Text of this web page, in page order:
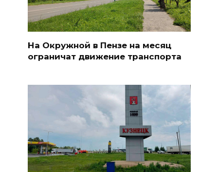
На Окружной в Пензе на месяц
ограничат движение транспорта